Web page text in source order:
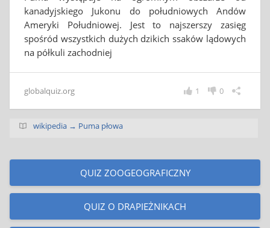
kanadyjskiego Jukonu do południowych Andów
Ameryki Południowej. Jest to najszerszy zasięg
spośród wszystkich dużych dzikich ssaków lądowych
na półkuli zachodniej
globalquiz.org 0
1
wikipedia → Puma płowa
QUIZ ZOOGEOGRAFICZNY
QUIZ O DRAPIEŻNIKACH